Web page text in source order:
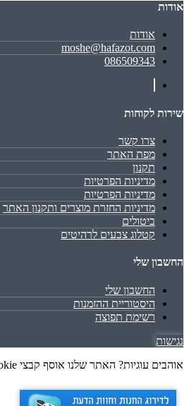
אודות
אודות
moshe@hafazot.com
086509343
שירות לקוחות
צרו קשר
מפת האתר
תקנון
מדיניות הפרטיות
מדיניות הפרטיות
מדיניות החזרת מוצרים ותקנון האתר
ביטולים
קטלוג צבעים לרהיטים
החשבון שלי
החשבון שלי
היסטוריית ההזמנות
רשימת תפוצה
נגישות
אוהבים עוגיות? האתר שלנו אוסף קבצי cookie (עוגיות) המשך גלישתך באתר מהווה הסכמה לאיסוף זה, בכפוף למדיניות הפרטיות שלנו. גלישה נעימה